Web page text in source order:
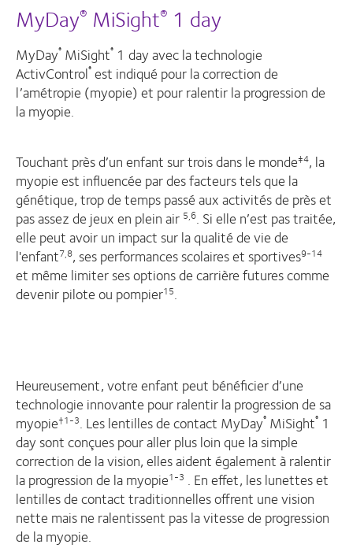
MyDay® MiSight® 1 day
MyDay® MiSight® 1 day avec la technologie
ActivControl® est indiqué pour la correction de
l’amétropie (myopie) et pour ralentir la progression de
la myopie.
Touchant près d’un enfant sur trois dans le monde‡4, la
myopie est influencée par des facteurs tels que la
génétique, trop de temps passé aux activités de près et
pas assez de jeux en plein air 5,6. Si elle n’est pas traitée,
elle peut avoir un impact sur la qualité de vie de
l'enfant7,8, ses performances scolaires et sportives9-14
et même limiter ses options de carrière futures comme
devenir pilote ou pompier15.
Heureusement, votre enfant peut bénéficier d’une
technologie innovante pour ralentir la progression de sa
myopie†1-3. Les lentilles de contact MyDay® MiSight® 1
day sont conçues pour aller plus loin que la simple
correction de la vision, elles aident également à ralentir
la progression de la myopie1-3 . En effet, les lunettes et
lentilles de contact traditionnelles offrent une vision
nette mais ne ralentissent pas la vitesse de progression
de la myopie.